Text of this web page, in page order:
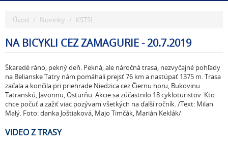
Úvod Novinky KSTSL
NA BICYKLI CEZ ZAMAGURIE - 20.7.2019
Škaredé ráno, pekný deň. Pekná, ale náročná trasa, nezvyčajné pohľady
na Belianske Tatry nám pomáhali prejsť 76 km a nastúpať 1375 m. Trasa
začala a končila pri priehrade Niedzica cez Čiernu horu, Bukovinu
Tatranskú, Javorinu, Osturňu. Akcie sa zúčastnilo 18 cykloturistov. Kto
chce počuť a zažiť viac pozývam všetkých na ďalší ročník. /Text: Milan
Malý. Foto: danka Joštiaková, Majo Timčák, Marián Keklák/
VIDEO Z TRASY